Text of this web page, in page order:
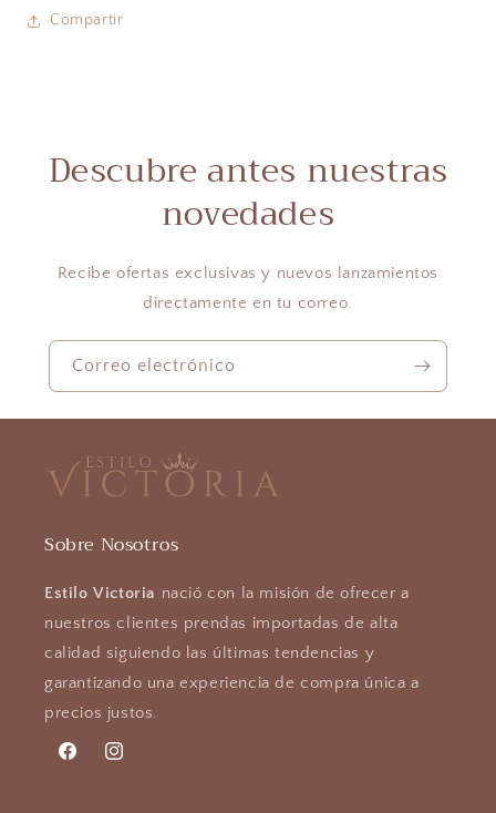
Compartir
Descubre antes nuestras
novedades
Recibe ofertas exclusivas y nuevos lanzamientos
directamente en tu correo.
Correo electrónico
Sobre Nosotros
Estilo Victoria nació con la misión de ofrecer a
nuestros clientes prendas importadas de alta
calidad siguiendo las últimas tendencias y
garantizando una experiencia de compra única a
precios justos.
FacebookInstagram